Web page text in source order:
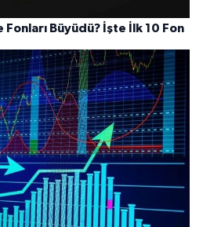
Büyüdü? İşte İlk 10 Fon